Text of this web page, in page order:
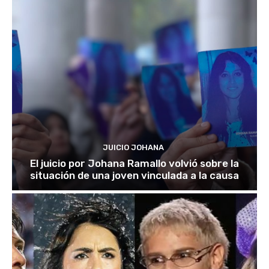
JUICIO JOHANA
El juicio por Johana Ramallo volvió sobre la
situación de una joven vinculada a la causa